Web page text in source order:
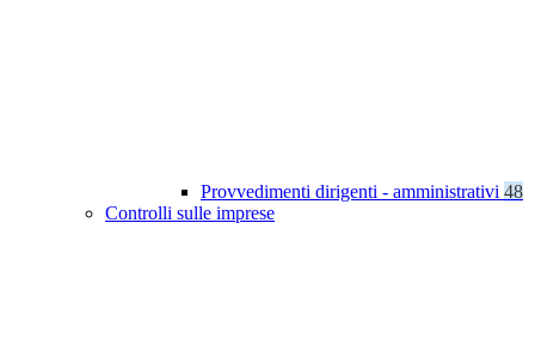
Provvedimenti dirigenti - amministrativi 48
Controlli sulle imprese